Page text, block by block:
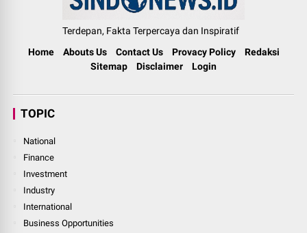
Terdepan, Fakta Terpercaya dan Inspiratif
Home
Abouts Us Contact Us Provacy Policy
Redaksi
Sitemap
Disclaimer Login
TOPIC
National
Finance
Investment
Industry
International
Business Opportunities